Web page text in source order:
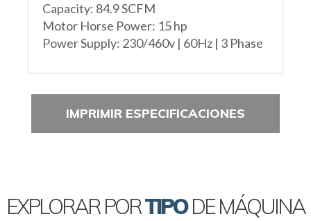
Capacity: 84.9 SCFM
Motor Horse Power: 15 hp
Power Supply: 230/460v | 60Hz | 3 Phase
IMPRIMIR ESPECIFICACIONES
EXPLORAR PORTIPODE MÁQUINA